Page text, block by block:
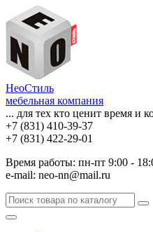
НеоСтиль
мебельная компания
... для тех кто ценит время и
+7 (831) 410-39-37
+7 (831) 422-29-01
Время работы: пн-пт 9:00 -
e-mail: neo-nn@mail.ru